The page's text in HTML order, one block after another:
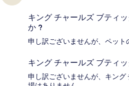
キング チャールズ ブティ
か ?
申し訳ございませんが、ペット
キング チャールズ ブティ
申し訳ございませんが、キン